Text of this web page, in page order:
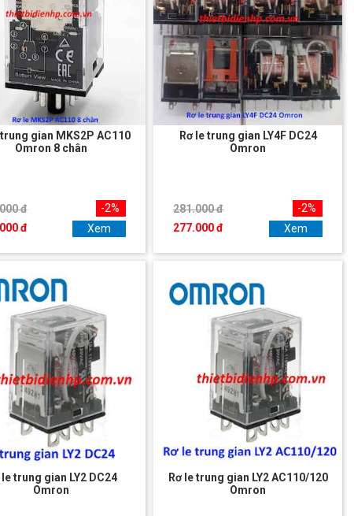
gian MKS2P AC110
Omron 8 chân
đ
đ
-2%
Xem
Rơ le trung gian LY4F DC24
Omron
281.000 đ
277.000 đ
-2%
Xem
le trung gian LY2 DC24
Omron
Rơ le trung gian LY2 AC110/120
Omron